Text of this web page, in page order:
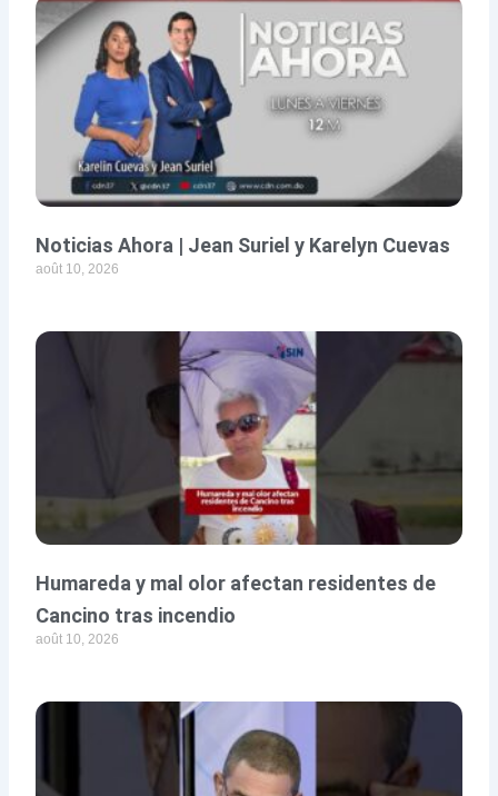
Noticias Ahora | Jean Suriel y Karelyn Cuevas
août 10, 2026
Humareda y mal olor afectan residentes de
Cancino tras incendio
août 10, 2026